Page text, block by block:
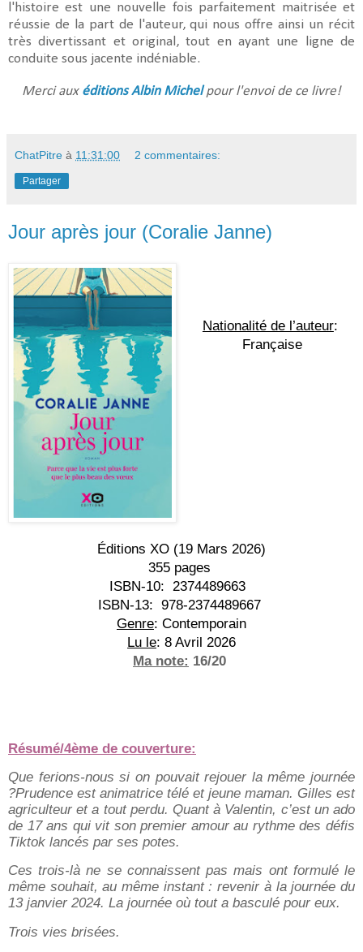
l'histoire est une nouvelle fois parfaitement maitrisée et
réussie de la part de l'auteur, qui nous offre ainsi un récit
très divertissant et original, tout en ayant une ligne de
conduite sous jacente indéniable.
Merci aux éditions Albin Michel pour l'envoi de ce livre!
ChatPitre à 11:31:00 2 commentaires:
Partager
Jour après jour (Coralie Janne)
Nationalité de l’auteur:
Française
Éditions XO (19 Mars 2026)
355 pages
ISBN-10: 2374489663
ISBN-13: 978-2374489667
Genre: Contemporain
Lu le: 8 Avril 2026
Ma note: 16/20
Résumé/4ème de couverture:
Que ferions-nous si on pouvait rejouer la même journée
?Prudence est animatrice télé et jeune maman. Gilles est
agriculteur et a tout perdu. Quant à Valentin, c’est un ado
de 17 ans qui vit son premier amour au rythme des défis
Tiktok lancés par ses potes.
Ces trois-là ne se connaissent pas mais ont formulé le
même souhait, au même instant : revenir à la journée du
13 janvier 2024. La journée où tout a basculé pour eux.
Trois vies brisées.